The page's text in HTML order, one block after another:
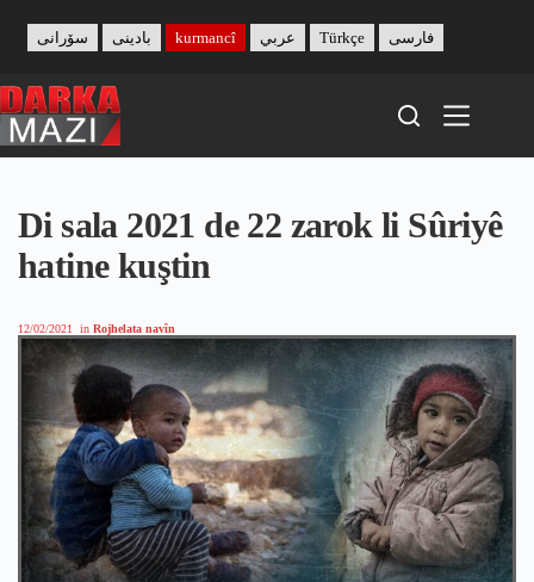
content
بادینی سۆرانی kurmancî عربي Türkçe فارسی
Di sala 2021 de 22 zarok li Sûriyê
hatine kuştin
12/02/2021 in Rojhelata navîn